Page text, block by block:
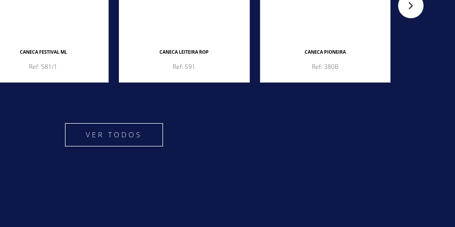
CANECA FESTIVAL ML
Ref: 581/1
CANECA LEITEIRA ROP
Ref: 591
CANECA PIONEIRA
Ref: 380B
VER TODOS